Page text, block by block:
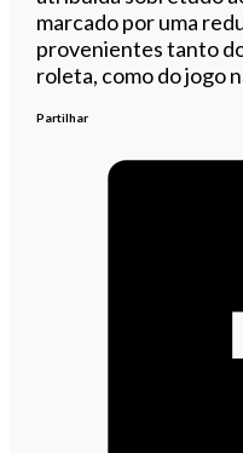
marcado por uma
provenientes tanto
roleta, como do jogo
Partilhar